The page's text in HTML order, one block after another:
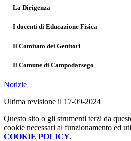
La Dirigenza
I docenti di Educazione Fisica
Il Comitato dei Genitori
Il Comune di Campodarsego
Notizie
Ultima revisione il 17-09-2024
Questo sito o gli strumenti terzi da
cookie necessari al funzionamento ed
COOKIE POLICY.